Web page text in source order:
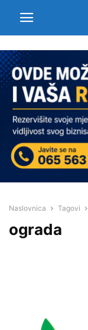
Naslovnica Tagovi
ograda